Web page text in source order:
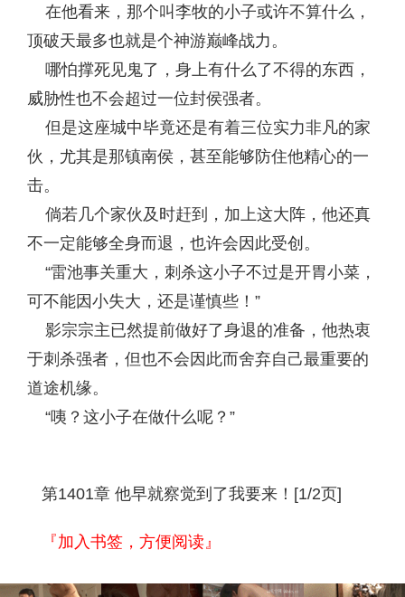
在他看来，那个叫李牧的小子或许不算什么，
顶破天最多也就是个神游巅峰战力。
哪怕撑死见鬼了，身上有什么了不得的东西，
威胁性也不会超过一位封侯强者。
但是这座城中毕竟还是有着三位实力非凡的家
伙，尤其是那镇南侯，甚至能够防住他精心的一
击。
倘若几个家伙及时赶到，加上这大阵，他还真
不一定能够全身而退，也许会因此受创。
“雷池事关重大，刺杀这小子不过是开胃小菜，
可不能因小失大，还是谨慎些！”
影宗宗主已然提前做好了身退的准备，他热衷
于刺杀强者，但也不会因此而舍弃自己最重要的
道途机缘。
“咦？这小子在做什么呢？”
第1401章 他早就察觉到了我要来！[1/2页]
『加入书签，方便阅读』